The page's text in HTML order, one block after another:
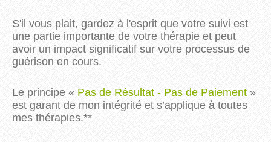
S'il vous plait, gardez à l'esprit que votre suivi est
une partie importante de votre thérapie et peut
avoir un impact significatif sur votre processus de
guérison en cours.
Le principe « Pas de Résultat - Pas de Paiement »
est garant de mon intégrité et s’applique à toutes
mes thérapies.**